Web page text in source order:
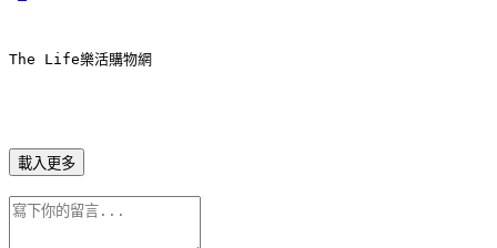
The Life樂活購物網
載入更多